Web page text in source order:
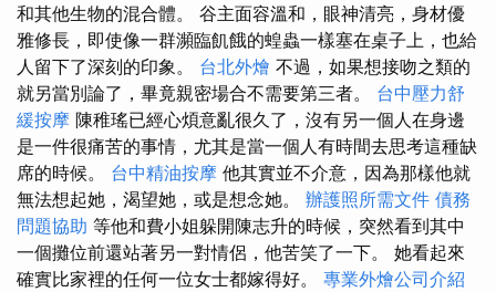
和其他生物的混合體。 谷主面容溫和，眼神清亮，身材優
雅修長，即使像一群瀕臨飢餓的蝗蟲一樣塞在桌子上，也給
人留下了深刻的印象。 台北外燴 不過，如果想接吻之類的
就另當別論了，畢竟親密場合不需要第三者。 台中壓力舒
緩按摩 陳稚瑤已經心煩意亂很久了，沒有另一個人在身邊
是一件很痛苦的事情，尤其是當一個人有時間去思考這種缺
席的時候。 台中精油按摩 他其實並不介意，因為那樣他就
無法想起她，渴望她，或是想念她。 辦護照所需文件 債務
問題協助 等他和費小姐躲開陳志升的時候，突然看到其中
一個攤位前還站著另一對情侶，他苦笑了一下。 她看起來
確實比家裡的任何一位女士都嫁得好。 專業外燴公司介紹